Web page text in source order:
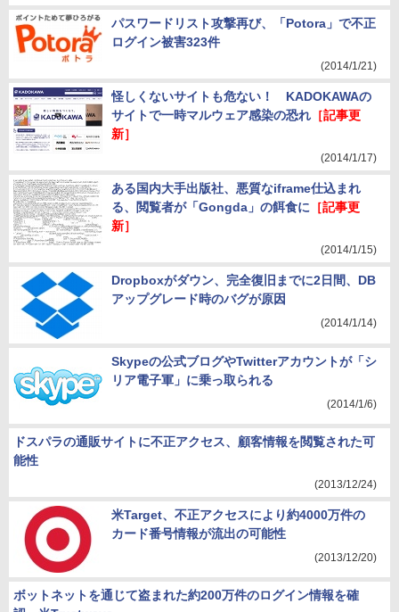
パスワードリスト攻撃再び、「Potora」で不正
ログイン被害323件
(2014/1/21)
怪しくないサイトも危ない！ KADOKAWAの
サイトで一時マルウェア感染の恐れ［記事更
新］
(2014/1/17)
ある国内大手出版社、悪質なiframe仕込まれ
る、閲覧者が「Gongda」の餌食に ［記事更
新］
(2014/1/15)
Dropboxがダウン、完全復旧までに2日間、DB
アップグレード時のバグが原因
(2014/1/14)
Skypeの公式ブログやTwitterアカウントが「シ
リア電子軍」に乗っ取られる
(2014/1/6)
ドスパラの通販サイトに不正アクセス、顧客情報を閲覧された可
能性
(2013/12/24)
米Target、不正アクセスにより約4000万件の
カード番号情報が流出の可能性
(2013/12/20)
ボットネットを通じて盗まれた約200万件のログイン情報を確